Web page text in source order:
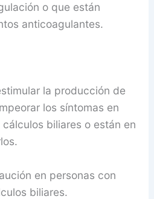
o que están
anticoagulantes.
la producción de
los síntomas en
biliares o están en
en personas con
biliares.